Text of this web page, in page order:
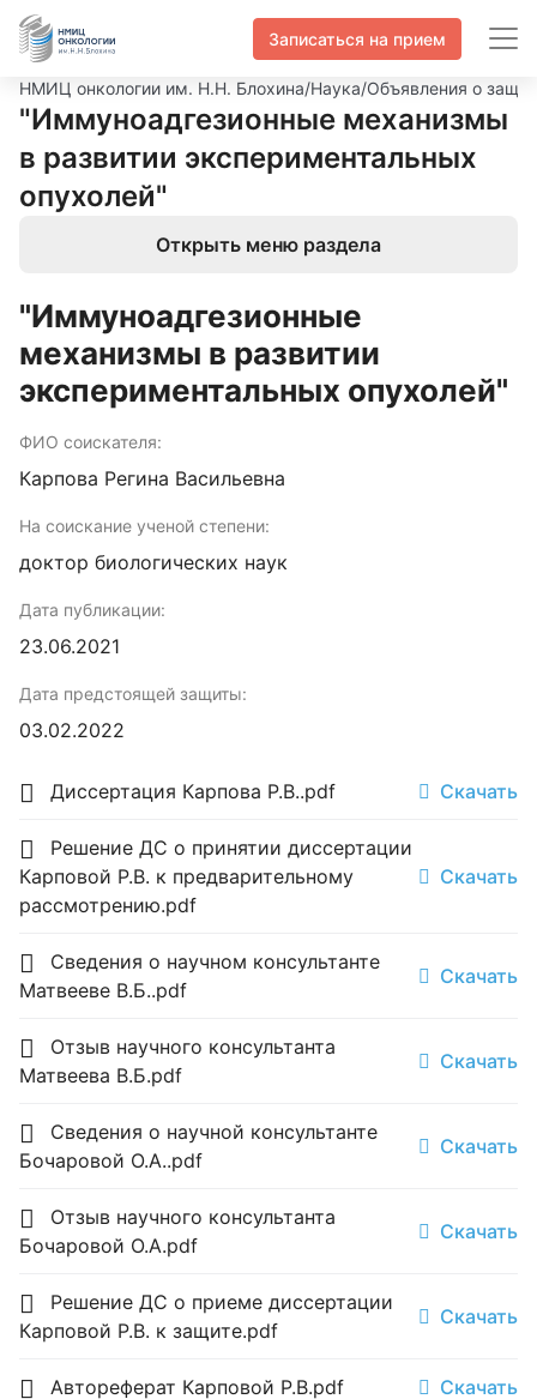
Записаться на прием
НМИЦ онкологии им. Н.Н. Блохина/Наука/Объявления о
"Иммуноадгезионные механизмы
в развитии экспериментальных
опухолей"
Открыть меню раздела
"Иммуноадгезионные
механизмы в развитии
экспериментальных опухолей"
ФИО соискателя:
Карпова Регина Васильевна
На соискание ученой степени:
доктор биологических наук
Дата публикации:
23.06.2021
Дата предстоящей защиты:
03.02.2022
Диссертация Карпова Р.В..pdf Скачать
Решение ДС о принятии диссертации
Карповой Р.В. к предварительному
рассмотрению.pdf
Скачать
Сведения о научном консультанте
Матвееве В.Б..pdf
Скачать
Отзыв научного консультанта
Матвеева В.Б.pdf
Скачать
Сведения о научной консультанте
Бочаровой О.А..pdf
Скачать
Отзыв научного консультанта
Бочаровой О.А.pdf
Скачать
Решение ДС о приеме диссертации
Карповой Р.В. к защите.pdf
Скачать
Автореферат Карповой Р.В.pdf Скачать